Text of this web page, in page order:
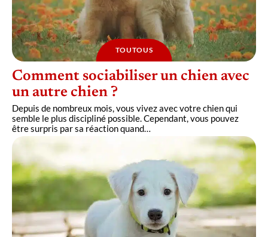
TOUTOUS
Comment sociabiliser un chien avec
un autre chien ?
Depuis de nombreux mois, vous vivez avec votre chien qui
semble le plus discipliné possible. Cependant, vous pouvez
être surpris par sa réaction quand…